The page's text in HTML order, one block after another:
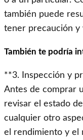
también puede
tener precaución y
También te podría
**3. Inspección y
Antes de comprar
revisar el estado
cualquier otro
el rendimiento y el